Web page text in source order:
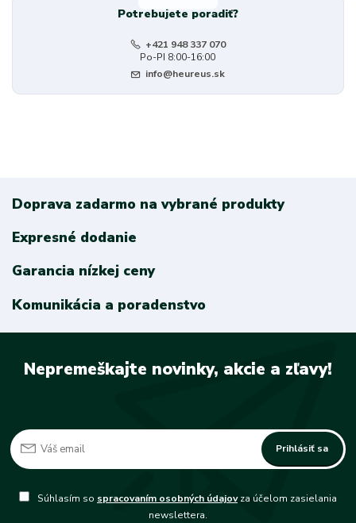
Potrebujete poradiť?
+421 948 337 070
Po-PI 8:00-16:00
info@heureus.sk
Doprava zadarmo na vybrané produkty
Expresné dodanie
Garancia nízkej ceny
Komunikácia a poradenstvo
Nepremeškajte novinky, akcie a zľavy!
Prihlásiť sa
Súhlasím so spracovaním osobných údajovza účelom zasielania
newslettera.